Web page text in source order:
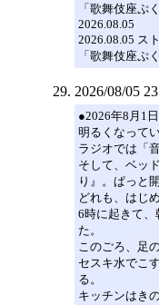
「歌舞伎座ぷ
2026.08.05
2026.08.05 ス
「歌舞伎座ぷ
2026/08/05
●2026年8月1
明るくなって
ラジオでは「
そして、ベッ
り』。ぱっと
どれも、はじ
6時に起きて、
た。
このごろ、足
セスキ水でこ
る。
キッチンはき